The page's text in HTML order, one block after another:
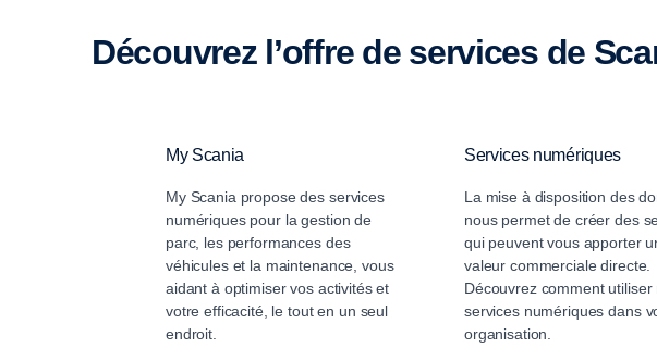
Découvrez l’offre de services de
My Scania
My Scania propose des services
numériques pour la gestion de
parc, les performances des
véhicules et la maintenance, vous
aidant à optimiser vos activités et
votre efficacité, le tout en un seul
endroit.
Services numériques
La mise à disposition des
nous permet de créer des
qui peuvent vous apporter
valeur commerciale directe.
Découvrez comment utiliser
services numériques dans
organisation.